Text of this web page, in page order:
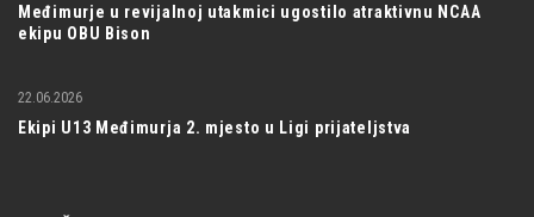
Međimurje u revijalnoj utakmici ugostilo atraktivnu NCAA
ekipu OBU Bison
Ekipi U13 Međimurja 2. mjesto u Ligi prijateljstva
22.06.2026